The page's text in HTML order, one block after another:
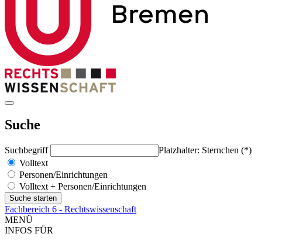
Suche
Suchbegriff
Platzhalter: Sternchen (*)
Volltext
Personen/Einrichtungen
Volltext + Personen/Einrichtungen
Fachbereich 6 - Rechtswissenschaft
MENÜ
INFOS FÜR